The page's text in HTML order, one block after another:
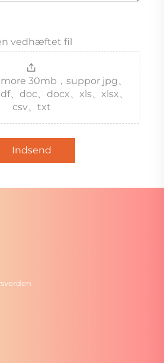
vedhæftet fil
30mb，suppor jpg、
、doc、docx、xls、xlsx、
csv、txt
Indsend